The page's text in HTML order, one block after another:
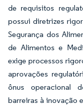
de requisitos
possui diretrizes
Segurança dos
de Alimentos e
exige processos
aprovações
ônus operacional
barreiras à inovação